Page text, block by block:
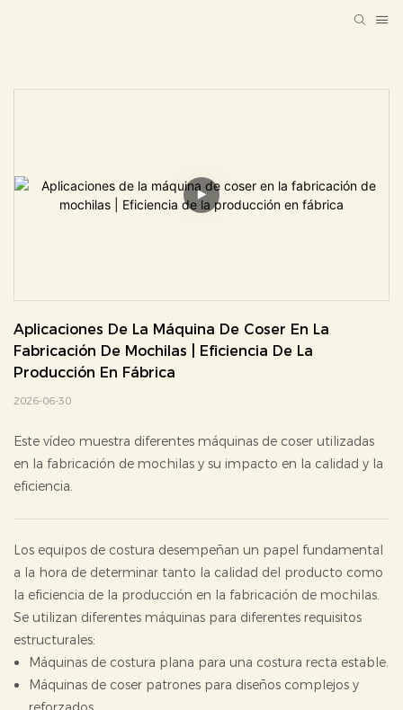
Aplicaciones De La Máquina De Coser En La
Fabricación De Mochilas | Eficiencia De La
Producción En Fábrica
2026-06-30
Este vídeo muestra diferentes máquinas de coser utilizadas
en la fabricación de mochilas y su impacto en la calidad y la
eficiencia.
Los equipos de costura desempeñan un papel fundamental
a la hora de determinar tanto la calidad del producto como
la eficiencia de la producción en la fabricación de mochilas.
Se utilizan diferentes máquinas para diferentes requisitos
estructurales:
Máquinas de costura plana para una costura recta estable.
Máquinas de coser patrones para diseños complejos y